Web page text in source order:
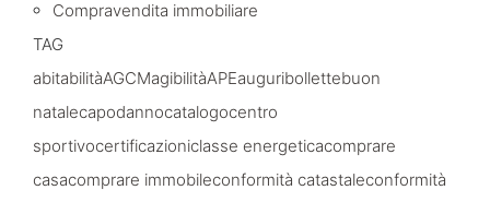
Compravendita immobiliare
TAG
abitabilitàAGCMagibilitàAPEauguribollettebuon
natalecapodannocatalogocentro
sportivocertificazioniclasse energeticacomprare
casacomprare immobileconformità catastaleconformità